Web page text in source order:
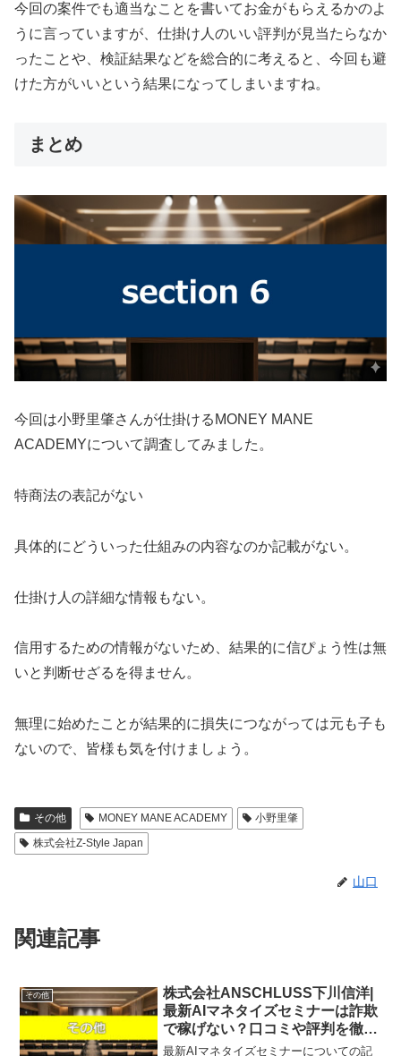
今回の案件でも適当なことを書いてお金がもらえるかのよ
うに言っていますが、仕掛け人のいい評判が見当たらなか
ったことや、検証結果などを総合的に考えると、今回も避
けた方がいいという結果になってしまいますね。
まとめ
今回は小野里肇さんが仕掛ける MONEY MANE
ACADEMYについて調査してみました。
特商法の表記がない
具体的にどういった仕組みの内容なのか記載がない。
仕掛け人の詳細な情報もない。
信用するための情報がないため、結果的に信ぴょう性は無
いと判断せざるを得ません。
無理に始めたことが結果的に損失につながっては元も子も
ないので、皆様も気を付けましょう。
その他 MONEY MANE ACADEMY
小野里肇
株式会社Z-Style Japan
山口
関連記事
その他
株式会社ANSCHLUSS下川信洋|
最新AIマネタイズセミナーは詐欺
で稼げない？口コミや評判を徹底
調査しました！
最新AIマネタイズセミナーについての記